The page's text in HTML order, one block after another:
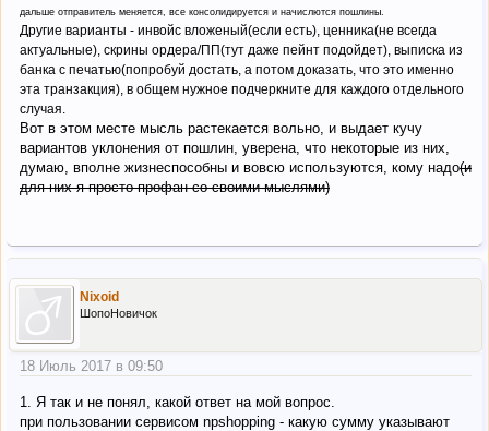
дальше отправитель меняется, все консолидируется и начислются пошлины.
Другие варианты - инвойс вложеный(если есть), ценника(не всегда
актуальные), скрины ордера/ПП(тут даже пейнт подойдет), выписка из
банка с печатью(попробуй достать, а потом доказать, что это именно
эта транзакция), в общем нужное подчеркните для каждого отдельного
случая.
Вот в этом месте мысль растекается вольно, и выдает кучу
вариантов уклонения от пошлин, уверена, что некоторые из них,
думаю, вполне жизнеспособны и вовсю используются, кому надо(и
для них я просто профан со своими мыслями)
Nixoid
ШопоНовичок
18 Июль 2017 в 09:50
1. Я так и не понял, какой ответ на мой вопрос.
при пользовании сервисом npshopping - какую сумму указывают